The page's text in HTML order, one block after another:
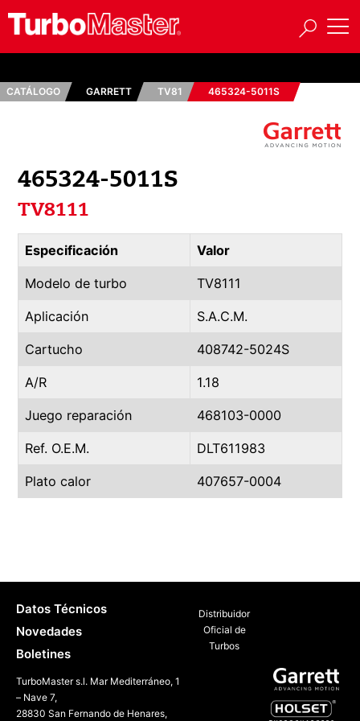
CATÁLOGO GARRETT TV81 465324-5011S
465324-5011S
TV8111
Especificación Valor
Modelo de turbo TV8111
Aplicación S.A.C.M.
Cartucho 408742-5024S
A/R 1.18
Juego reparación 468103-0000
Ref. O.E.M. DLT611983
Plato calor 407657-0004
Distribuidor
Oficial de
Turbos
Datos Técnicos
Novedades
Boletines
TurboMaster s.l. Mar Mediterráneo, 1
– Nave 7,
28830 San Fernando de Henares,